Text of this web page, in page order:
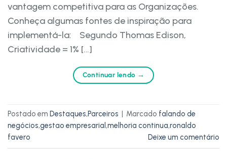
vantagem competitiva para as Organizações.
Conheça algumas fontes de inspiração para
implementá-la: Segundo Thomas Edison,
Criatividade = 1% […]
Continuar lendo →
Postado em Destaques,Parceiros Marcado falando de
negócios,gestao empresarial ,melhoria continua,ronaldo
favero
Deixe um comentário